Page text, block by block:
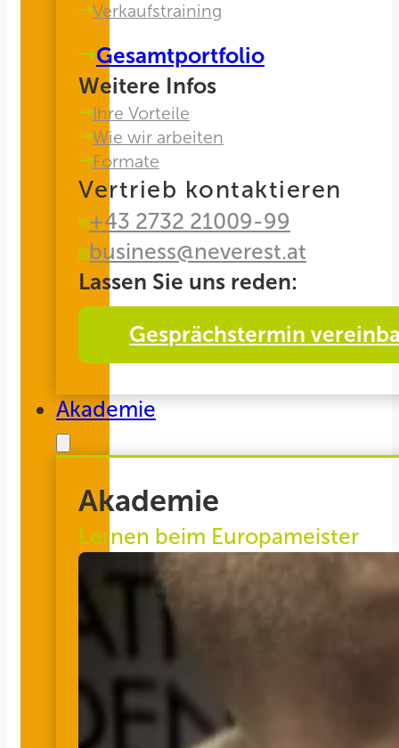
Verkaufstraining
Gesamtportfolio
Weitere Infos
Ihre Vorteile
Wie wir arbeiten
Formate
Vertrieb kontaktieren
+43 2732 21009-99
business@neverest.at
Lassen Sie uns reden:
Gesprächstermin
Akademie
Akademie
Lernen beim Europameister